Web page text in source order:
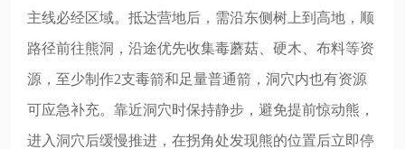
主线必经区域。抵达营地后，需沿东侧树上到高地，顺
路径前往熊洞，沿途优先收集毒蘑菇、硬木、布料等资
源，至少制作2支毒箭和足量普通箭，洞穴内也有资源
可应急补充。靠近洞穴时保持静步，避免提前惊动熊，
进入洞穴后缓慢推进，在拐角处发现熊的位置后立即停